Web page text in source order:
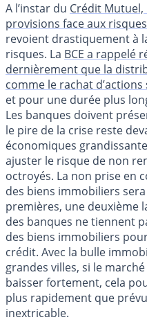
A l’instar du Crédit
provisions face aux
revoient drastiquement à
risques. La BCE a rappelé
dernièrement que la
comme le rachat
et pour une durée plus
Les banques doivent
le pire de la crise reste
économiques
ajuster le risque de non
octroyés. La non prise en
des biens immobiliers
premières, une deuxième
des banques ne tiennent
des biens immobiliers
crédit. Avec la bulle
grandes villes, si le
baisser fortement, cela
plus rapidement que
inextricable.